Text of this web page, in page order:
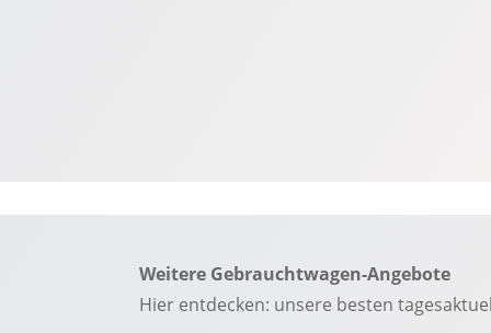
Weitere Gebrauchtwagen-Angebote
Hier entdecken: unsere besten